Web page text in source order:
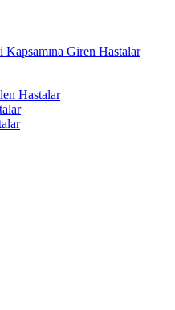
Kapsamına Giren Hastalar
Hastalar